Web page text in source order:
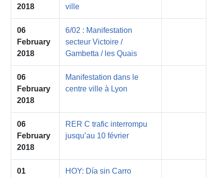
2018
ville
06
February
2018
6/02 : Manifestation
secteur Victoire /
Gambetta / les Quais
06
February
2018
Manifestation dans le
centre ville à Lyon
06
February
2018
RER C trafic interrompu
jusqu’au 10 février
01
HOY: Día sin Carro